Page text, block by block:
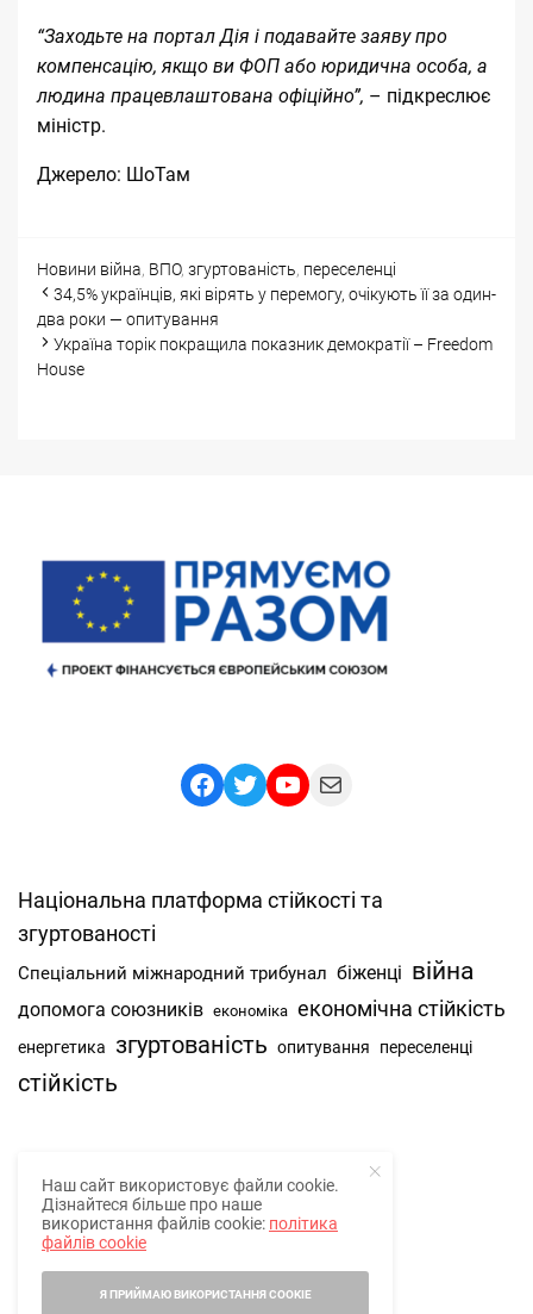
“Заходьте на портал Дія і подавайте заявупро
компенсацію, якщо ви ФОП або юридична особа, а
людина працевлаштована офіційно”, – підкреслює
міністр.
Джерело: ШоТам
Categories
Новини Tags
війна, ВПО, згуртованість, переселенці
Post
navigation
34,5% українців, які вірять у перемогу, очікують її за один-
два роки — опитування
Україна торік покращила показник демократії – Freedom
House
Facebook
TwitterYouTube
Mail
Національна платформа стійкості та
згуртованості
Спеціальний міжнародний трибунал біженці війна
допомога союзників економіка економічна стійкість
енергетика згуртованість опитування переселенці
стійкість
Про нас
Наша спільнота
Контакти
Наш сайт використовує файли cookie.
Дізнайтеся більше про наше
використання файлів cookie: політика
файлів cookie
Я ПРИЙМАЮ ВИКОРИСТАННЯ COOKIE